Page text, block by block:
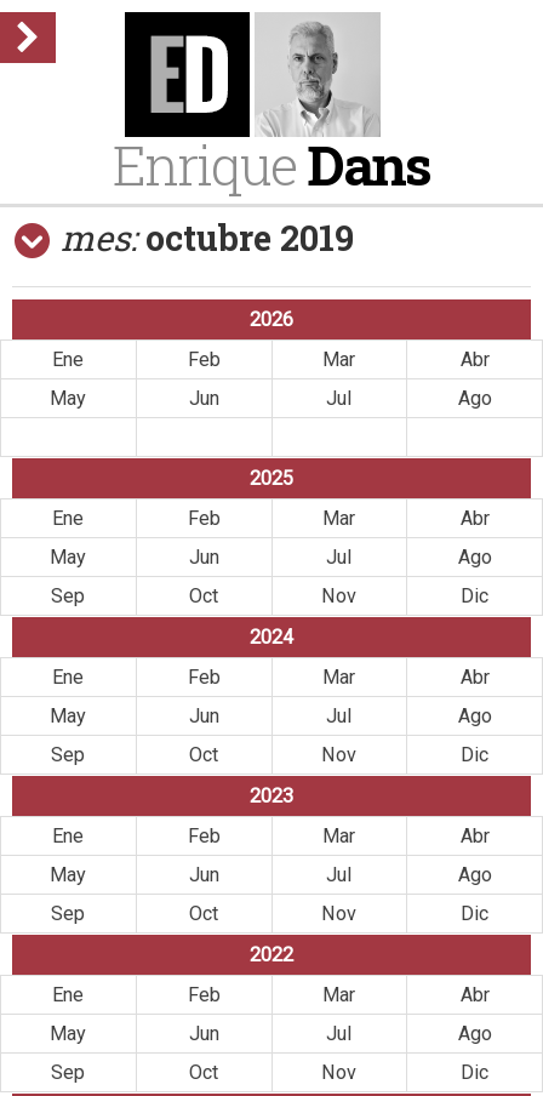
EnriqueDans
mes: octubre 2019
2026
Ene
Feb Mar
Abr
May
Jun Jul
Ago
2025
Ene
Feb Mar
Abr
May
Jun Jul
Ago
Sep
Oct Nov
Dic
2024
Ene
Feb Mar
Abr
May
Jun Jul
Ago
Sep
Oct Nov
Dic
2023
Ene
Feb Mar
Abr
May
Jun Jul
Ago
Sep
Oct Nov
Dic
2022
Ene
Feb Mar
Abr
May
Jun Jul
Ago
Sep
Oct Nov
Dic